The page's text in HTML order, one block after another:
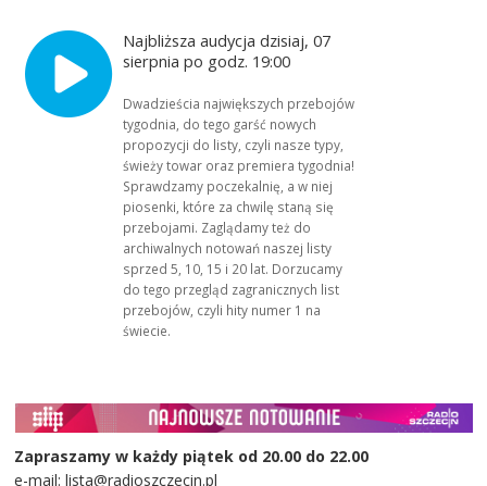
Najbliższa audycja dzisiaj, 07
sierpnia po godz. 19:00
Dwadzieścia największych przebojów
tygodnia, do tego garść nowych
propozycji do listy, czyli nasze typy,
świeży towar oraz premiera tygodnia!
Sprawdzamy poczekalnię, a w niej
piosenki, które za chwilę staną się
przebojami. Zaglądamy też do
archiwalnych notowań naszej listy
sprzed 5, 10, 15 i 20 lat. Dorzucamy
do tego przegląd zagranicznych list
przebojów, czyli hity numer 1 na
świecie.
Zapraszamy w każdy piątek od 20.00 do 22.00
e-mail: lista@radioszczecin.pl